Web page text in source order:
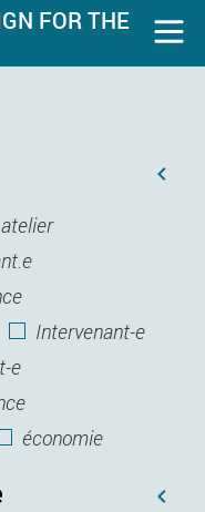
FOR THE
atelier
Intervenant-e
e
économie